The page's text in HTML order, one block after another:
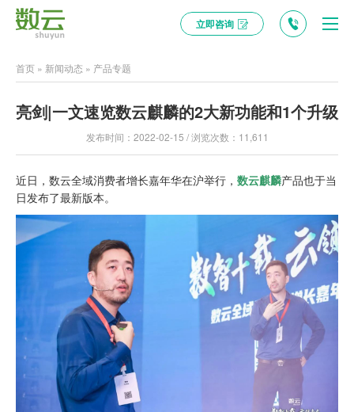
立即咨询
首页 » 新闻动态 » 产品专题
亮剑|一文速览数云麒麟的2大新功能和1个升级
发布时间：2022-02-15 / 浏览次数：11,611
近日，数云全域消费者增长嘉年华在沪举行， 数云麒麟产品也于当
日发布了最新版本。